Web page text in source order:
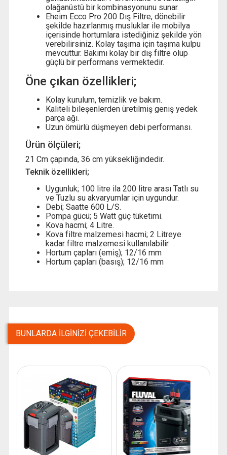
olağanüstü bir kombinasyonunu sunar.
Eheim Ecco Pro 200 Dış Filtre, dönebilir
şekilde hazırlanmış musluklar ile mobilya
içerisinde hortumlara istediğiniz şekilde yön
verebilirsiniz. Kolay taşıma için taşıma kulpu
mevcuttur. Bakımı kolay bir dış filtre olup
güçlü bir performans vermektedir.
Öne çıkan özellikleri;
Kolay kurulum, temizlik ve bakım.
Kaliteli bileşenlerden üretilmiş geniş yedek
parça ağı.
Uzun ömürlü düşmeyen debi performansı.
Ürün ölçüleri;
21 Cm çapında, 36 cm yüksekliğindedir.
Teknik özellikleri;
Uygunluk; 100 litre ila 200 litre arası Tatlı su
ve Tuzlu su akvaryumlar için uygundur.
Debi; Saatte 600 L/S.
Pompa gücü; 5 Watt güç tüketimi.
Kova hacmi; 4 Litre.
Kova filtre malzemesi hacmi; 2 Litreye
kadar filtre malzemesi kullanılabilir.
Hortum çapları (emiş); 12/16 mm
Hortum çapları (basış); 12/16 mm
BUNLARDA İLGINIZI ÇEKEBILIR